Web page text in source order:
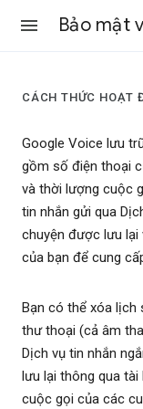
Bảo mật
CÁCH THỨC HOẠT
Google Voice lưu
gồm số điện thoại
và thời lượng cuộc
tin nhắn gửi qua
chuyện được lưu lại
của bạn để cung
Bạn có thể xóa lịch
thư thoại (cả âm
Dịch vụ tin nhắn
lưu lại thông qua
cuộc gọi của các